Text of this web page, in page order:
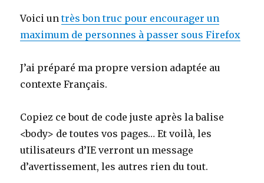
Voici untrès bon truc pour encourager un
maximum de personnes à passer sous Firefox
J’ai préparé ma propre version adaptée au
contexte Français.
Copiez ce bout de code juste après la balise
<body> de toutes vos pages… Et voilà, les
utilisateurs d’IE verront un message
d’avertissement, les autres rien du tout.